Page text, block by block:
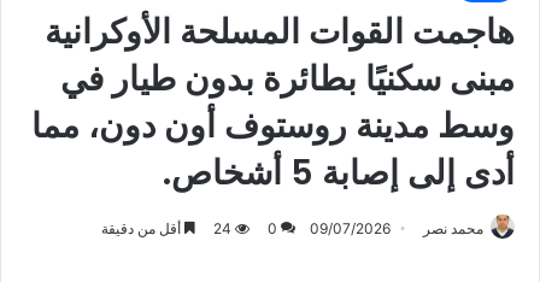
هاجمت القوات المسلحة الأوكرانية
مبنى سكنيًا بطائرة بدون طيار في
وسط مدينة روستوف أون دون، مما
أدى إلى إصابة 5 أشخاص.
محمد نصر 09/07/2026
0
24 أقل من دقيقة